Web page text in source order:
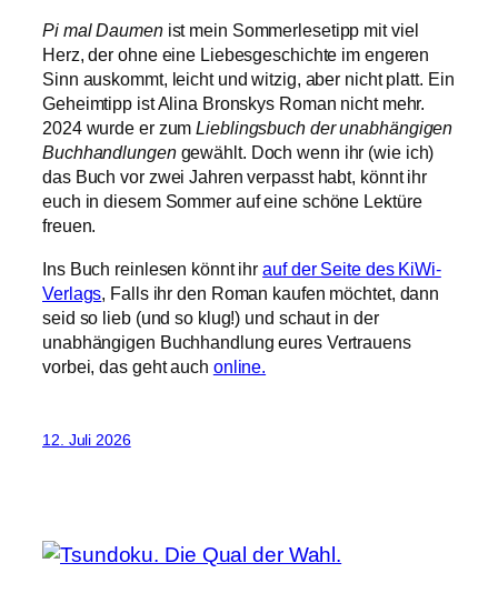
Pi mal Daumen ist mein Sommerlesetipp mit viel
Herz, der ohne eine Liebesgeschichte im engeren
Sinn auskommt, leicht und witzig, aber nicht platt. Ein
Geheimtipp ist Alina Bronskys Roman nicht mehr.
2024 wurde er zumLieblingsbuch der unabhängigen
Buchhandlungengewählt. Doch wenn ihr (wie ich)
das Buch vor zwei Jahren verpasst habt, könnt ihr
euch in diesem Sommer auf eine schöne Lektüre
freuen.
Ins Buch reinlesen könnt ihrauf der Seite des KiWi-
Verlags , Falls ihr den Roman kaufen möchtet, dann
seid so lieb (und so klug!) und schaut in der
unabhängigen Buchhandlung eures Vertrauens
vorbei, das geht auch online.
12. Juli 2026